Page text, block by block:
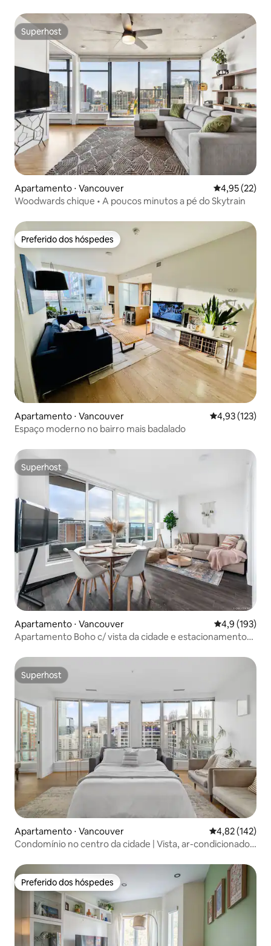
Superhost
Superhost
Apartamento ⋅ Vancouver 4,95 de uma
4,95 (22)
Woodwards chique • A poucos minutos a pé do Skytrain
Preferido dos hóspedes
Preferido dos hóspedes
Apartamento ⋅ Vancouver 4,93 de uma
4,93 (123)
Espaço moderno no bairro mais badalado
Superhost
Superhost
Apartamento ⋅ Vancouver 4,9 de uma
4,9 (193)
Apartamento Boho c/ vista da cidade e estacionamento
Superhost
Superhost
Apartamento ⋅ Vancouver 4,82 de uma
4,82 (142)
Condomínio no centro da cidade | Vista, ar-condicionado,
Preferido dos hóspedes
Preferido dos hóspedes